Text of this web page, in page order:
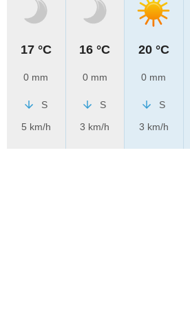
17 °C
0 mm
S
5 km/h
16 °C
0 mm
S
3 km/h
20 °C
0 mm
S
3 km/h